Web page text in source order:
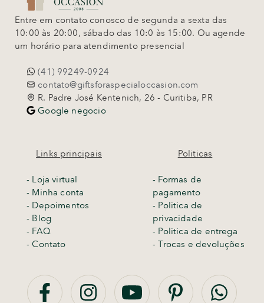
Entre em contato conosco de segunda a sexta das
10:00 às 20:00, sábado das 10:0 às 15:00. Ou agende
um horário para atendimento presencial
(41) 99249-0924
contato@giftsforaspecialoccasion.com
R. Padre José Kentenich, 26 - Curitiba, PR
Google negocio
Links principais
- Loja virtual
- Minha conta
- Depoimentos
- Blog
- FAQ
- Contato
Politicas
- Formas de
pagamento
- Politica de
privacidade
- Politica de entrega
-Trocas e devoluções